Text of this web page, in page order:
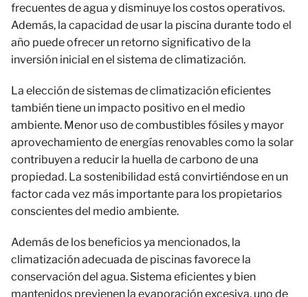
frecuentes de agua y disminuye los costos operativos.
Además, la capacidad de usar la piscina durante todo el
año puede ofrecer un retorno significativo de la
inversión inicial en el sistema de climatización.
La elección de sistemas de climatización eficientes
también tiene un impacto positivo en el medio
ambiente. Menor uso de combustibles fósiles y mayor
aprovechamiento de energías renovables como la solar
contribuyen a reducir la huella de carbono de una
propiedad. La sostenibilidad está convirtiéndose en un
factor cada vez más importante para los propietarios
conscientes del medio ambiente.
Además de los beneficios ya mencionados, la
climatización adecuada de piscinas favorece la
conservación del agua. Sistema eficientes y bien
mantenidos previenen la evaporación excesiva, uno de